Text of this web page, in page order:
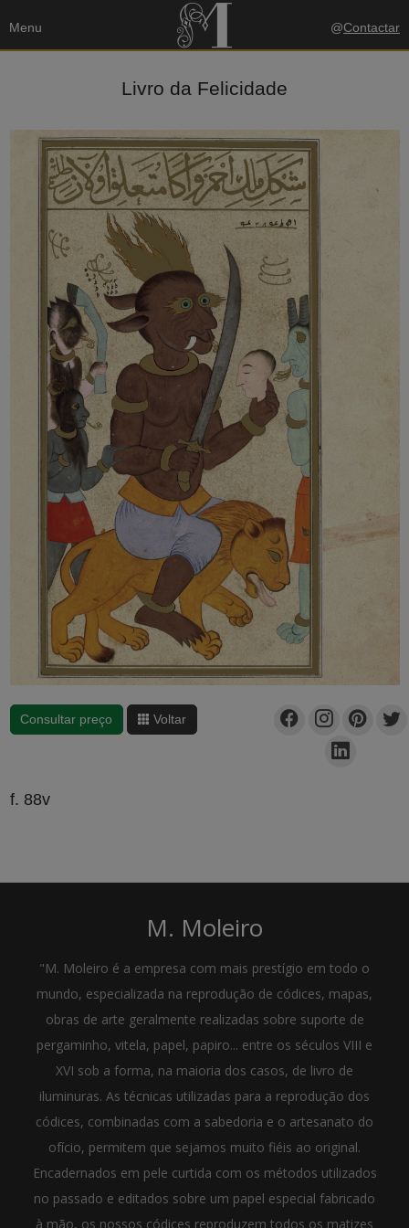
Menu @Contactar
Livro da Felicidade
Consultar preço Voltar
f. 88v
M. Moleiro
"M. Moleiro é a empresa com mais prestígio em todo o
mundo, especializada na reprodução de códices, mapas,
obras de arte geralmente realizadas sobre suporte de
pergaminho, vitela, papel, papiro... entre os séculos VIII e
XVI sob a forma, na maioria dos casos, de livro de
iluminuras. As técnicas utilizadas para a reprodução dos
códices, combinadas com a sabedoria e o artesanato do
ofício, permitem que sejamos muito fiéis ao original.
Encadernados em pele curtida com os métodos utilizados
no passado e editados sobre um papel especial fabricado
à mão, os nossos códices reproduzem todos os matizes